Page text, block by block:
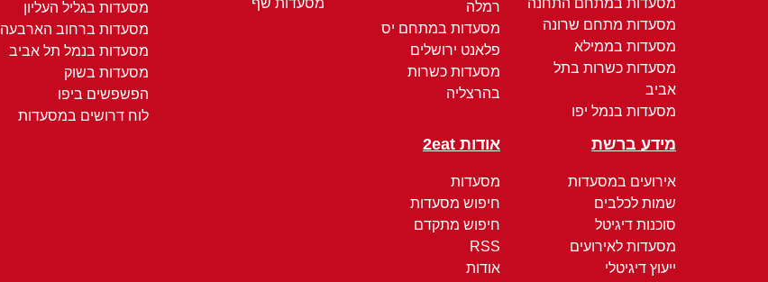
מסעדות במתחם התחנה
מסעדות מתחם שרונה
מסעדות בממילא
מסעדות כשרות בתל
אביב
מסעדות בנמל יפו
רמלה
מסעדות במתחם יס
פלאנט ירושלים
מסעדות כשרות
בהרצליה
מסעדות שף
מסעדות בגליל העליון
מסעדות ברחוב הארבעה
מסעדות בנמל תל אביב
מסעדות בשוק
הפשפשים ביפו
לוח דרושים במסעדות
מידע ברשת
אירועים במסעדות
שמות לכלבים
סוכנות דיגיטל
מסעדות לאירועים
ייעוץ דיגיטלי
אודות 2eat
מסעדות
חיפוש מסעדות
חיפוש מתקדם
RSS
אודות